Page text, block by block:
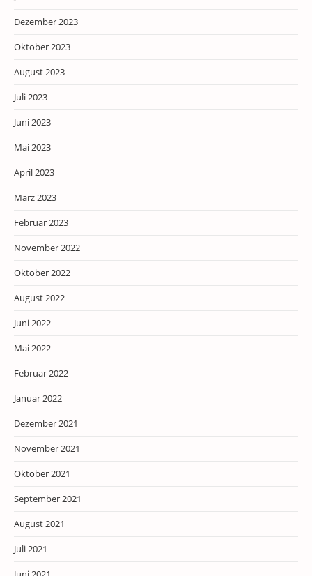
Dezember 2023
Oktober 2023
August 2023
Juli 2023
Juni 2023
Mai 2023
April 2023
März 2023
Februar 2023
November 2022
Oktober 2022
August 2022
Juni 2022
Mai 2022
Februar 2022
Januar 2022
Dezember 2021
November 2021
Oktober 2021
September 2021
August 2021
Juli 2021